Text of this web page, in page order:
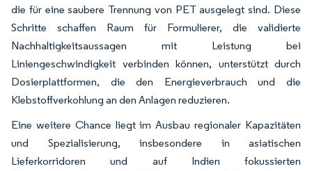
die für eine saubere Trennung von PET ausgelegt sind. Diese
Schritte schaffen Raum für Formulierer, die validierte
Nachhaltigkeitsaussagen mit Leistung bei
Liniengeschwindigkeit verbinden können, unterstützt durch
Dosierplattformen, die den Energieverbrauch und die
Klebstoffverkohlung an den Anlagen reduzieren.
Eine weitere Chance liegt im Ausbau regionaler Kapazitäten
und Spezialisierung, insbesondere in asiatischen
Lieferkorridoren und auf Indien fokussierten